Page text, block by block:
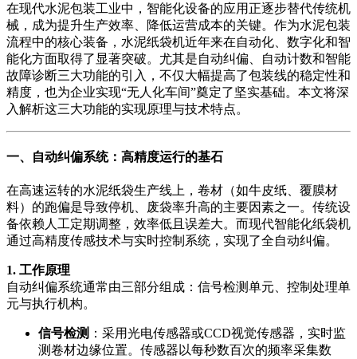
在现代水泥包装工业中，智能化设备的应用正逐步替代传统机
械，成为提升生产效率、降低运营成本的关键。作为水泥包装
流程中的核心装备，水泥纸袋机近年来在自动化、数字化和智
能化方面取得了显著突破。尤其是自动纠偏、自动计数和智能
故障诊断三大功能的引入，不仅大幅提高了包装线的稳定性和
精度，也为企业实现“无人化车间”奠定了坚实基础。本文将深
入解析这三大功能的实现原理与技术特点。
一、自动纠偏系统：高精度运行的基石
在高速运转的水泥纸袋生产线上，卷材（如牛皮纸、覆膜材
料）的跑偏是导致停机、废袋率升高的主要因素之一。传统设
备依赖人工定期调整，效率低且误差大。而现代智能化纸袋机
通过高精度传感技术与实时控制系统，实现了全自动纠偏。
1. 工作原理
自动纠偏系统通常由三部分组成：信号检测单元、控制处理单
元与执行机构。
信号检测 ：采用光电传感器或CCD视觉传感器，实时监
测卷材边缘位置。传感器以每秒数百次的频率采集数